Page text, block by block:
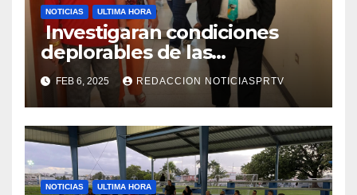
NOTICIAS ULTIMA HORA
Investigaran condiciones
deplorables de las
facilidades el Departamento
de la Salud en Mayagüez
FEB 6, 2025 REDACCION NOTICIASPRTV
NOTICIAS ULTIMA HORA